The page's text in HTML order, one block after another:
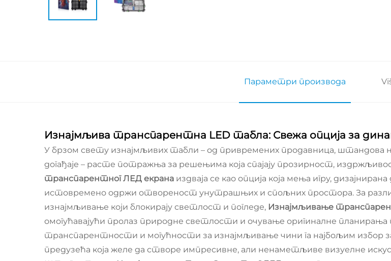
Параметри производа
Изнајмљива транспарентна LED табла: Свежа опција за
У брзом свету изнајмљивих табли – од привремених продавница, штандова
догађаје – расте потражња за решењима која спајају прозирност,
транспарентног ЛЕД екрана издваја се као опција која мења игру,
истовремено одржи отвореност унутрашњих и спољних простора. За
изнајмљивање који блокирају светлост и погледе, Изнајмљивање
омогућавајући пролаз природне светлости и очување оригиналне
транспарентности и могућности за изнајмљивање чини га најбољим избор
предузећа која желе да створе импресивне, али ненаметљиве визуелне